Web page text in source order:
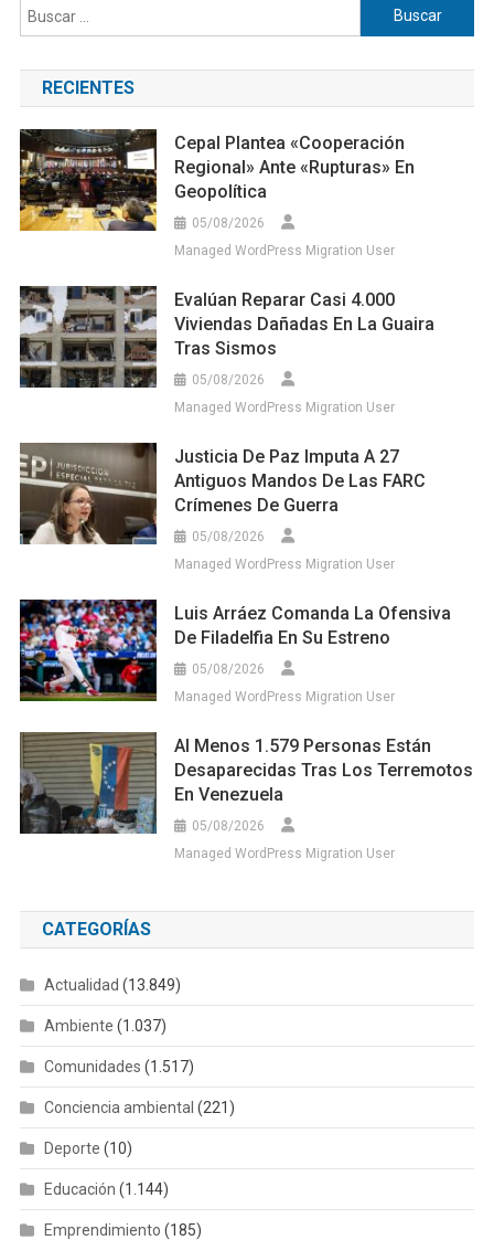
Buscar:
RECIENTES
Cepal Plantea «cooperación
Regional» Ante «rupturas» En
Geopolítica
05/08/2026
Managed WordPress Migration User
Evalúan Reparar Casi 4.000
Viviendas Dañadas En La Guaira
Tras Sismos
05/08/2026
Managed WordPress Migration User
Justicia De Paz Imputa A 27
Antiguos Mandos De Las FARC
Crímenes De Guerra
05/08/2026
Managed WordPress Migration User
Luis Arráez Comanda La Ofensiva
De Filadelfia En Su Estreno
05/08/2026
Managed WordPress Migration User
Al Menos 1.579 Personas Están
Desaparecidas Tras Los Terremotos
En Venezuela
05/08/2026
Managed WordPress Migration User
CATEGORÍAS
Actualidad (13.849)
Ambiente (1.037)
Comunidades (1.517)
Conciencia ambiental (221)
Deporte (10)
Educación (1.144)
Emprendimiento (185)